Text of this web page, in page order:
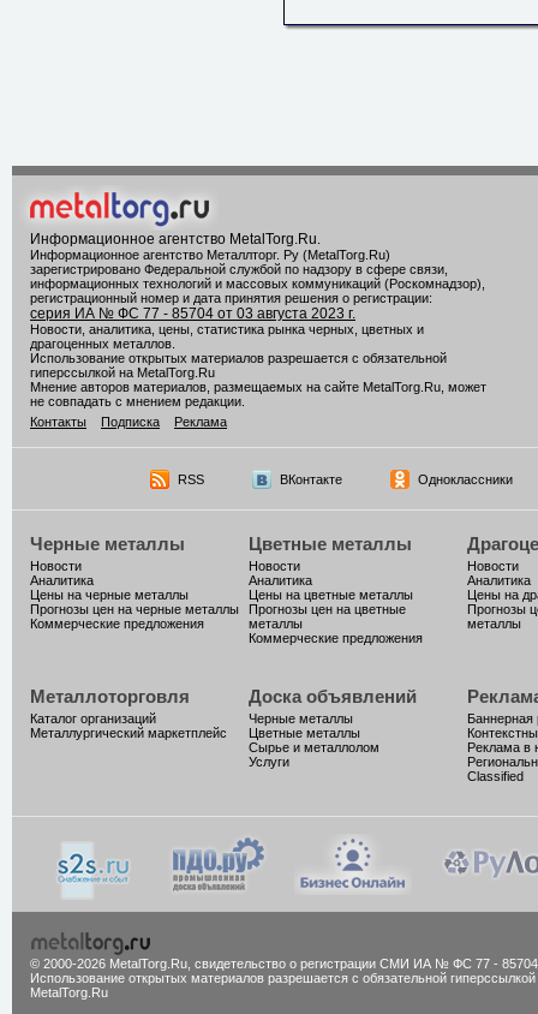
Информационное агентство MetalTorg.Ru
Информационное агентство Металлторг. Ру (MetalTorg.Ru)
зарегистрировано Федеральной службой по надзору в сфере связи,
информационных технологий и массовых коммуникаций (Роскомнадзор),
регистрационный номер и дата принятия решения о регистрации:
серия ИА № ФС 77 - 85704 от 03 августа 2023 г.
Новости, аналитика, цены, статистика рынка черных, цветных и
драгоценных металлов.
Использование открытых материалов разрешается с обязательной
гиперссылкой на MetalTorg.Ru
Мнение авторов материалов, размещаемых на сайте MetalTorg.Ru, может
не совпадать с мнением редакции.
Контакты
Подписка Реклама
RSS ВКонтакте Одноклассники
Черные металлы
Новости
Аналитика
Цены на черные металлы
Прогнозы цен на черные металлы
Коммерческие предложения
Цветные металлы
Новости
Аналитика
Цены на цветные металлы
Прогнозы цен на цветные
металлы
Коммерческие предложения
Новости
Аналитика
Цены на
Прогнозы
металлы
Металлоторговля
Каталог организаций
Металлургический маркетплейс
Доска объявлений
Черные металлы
Цветные металлы
Сырье и металлолом
Услуги
Баннерная
Реклама в
Classified
© 2000-2026 MetalTorg.Ru, cвидетельство о регистрации СМИ ИА № ФС 77 - 85704
Использование открытых материалов разрешается с обязательной гиперссылкой
MetalTorg.Ru